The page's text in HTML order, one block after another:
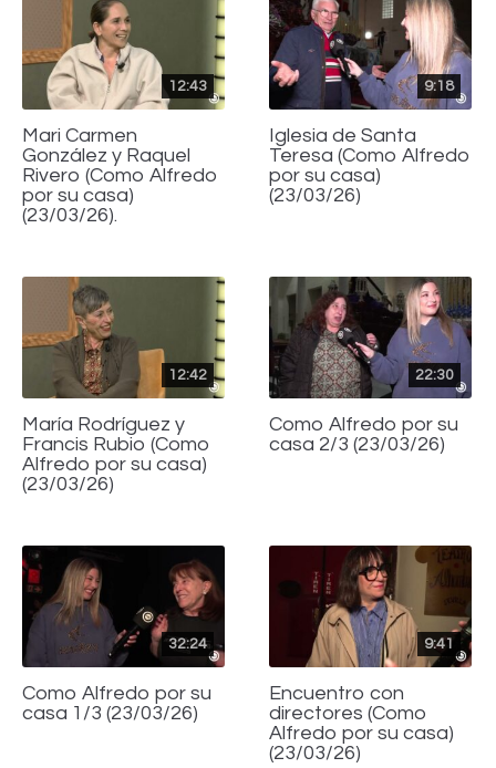
12:43
Mari Carmen
González y Raquel
Rivero (Como Alfredo
por su casa)
(23/03/26).
9:18
Iglesia de Santa
Teresa (Como Alfredo
por su casa)
(23/03/26)
12:42
María Rodríguez y
Francis Rubio (Como
Alfredo por su casa)
(23/03/26)
22:30
Como Alfredo por su
casa 2/3 (23/03/26)
32:24
Como Alfredo por su
casa 1/3 (23/03/26)
9:41
Encuentro con
directores (Como
Alfredo por su casa)
(23/03/26)